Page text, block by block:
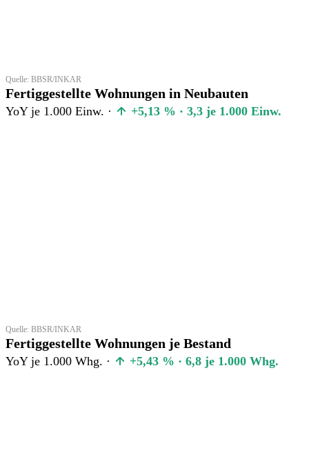
Quelle: BBSR/INKAR
Fertiggestellte Wohnungen in Neubauten
YoY je 1.000 Einw. · +5,13 % · 3,3 je 1.000 Einw.
Quelle: BBSR/INKAR
Fertiggestellte Wohnungen je Bestand
YoY je 1.000 Whg. · +5,43 % · 6,8 je 1.000 Whg.